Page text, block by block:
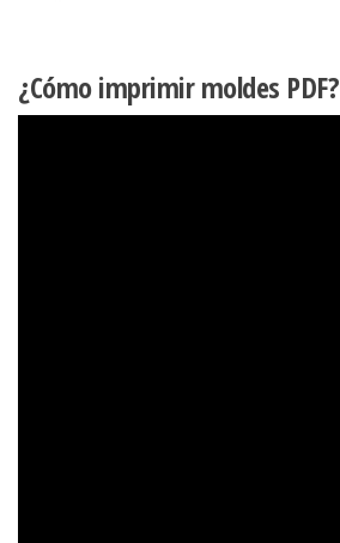
¿Cómo imprimir moldes PDF?